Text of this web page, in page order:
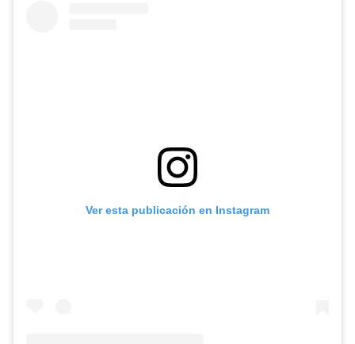
Ver esta publicación en Instagram